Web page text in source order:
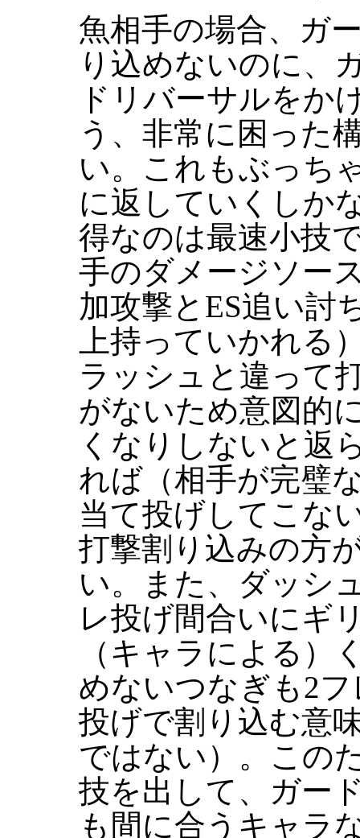
魚相手の場合、ガ
り込めないのに、
ドリバーサルをか
う、非常に困った
い。これもぶっち
に返していくしか
得なのは最速小技
手のダメージソー
加攻撃とES追い討
上持っていかれる
ラッシュと違って
がないため意図的
くなりしないと返
れば（相手が完璧
当て投げしてこな
打撃割り込みの方
い。また、ダッシ
レ投げ間合いにギ
（キャラによる）
めないつなぎも2
投げで割り込む意
ではない）。この
技を出して、ガー
も間に合うキャラ